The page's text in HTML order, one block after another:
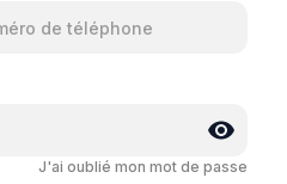
J'ai oublié mon mot de passe